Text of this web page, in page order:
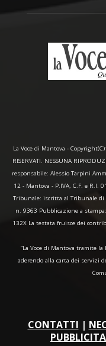
La Voce di Mantova -
RISERVATI. NESSUNA
responsabile: Alessio Tarpini
12 - Mantova - P.IVA, C.F. e R.I.
Tribunale: iscritta al Tribunale
n. 9363 Pubblicazione a
132X La testata fruisce dei
“La Voce di Mantova tramite
aderendo alla carta dei servizi
CONTATTI |